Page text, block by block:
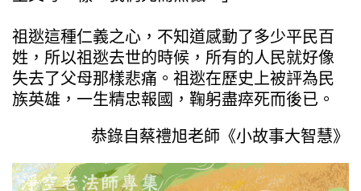
祖逖這種仁義之心，不知道感動了多少平民百
姓，所以祖逖去世的時候，所有的人民就好像
失去了父母那樣悲痛。祖逖在歷史上被評為民
族英雄，一生精忠報國，鞠躬盡瘁死而後已。
恭錄自蔡禮旭老師《小故事大智慧》